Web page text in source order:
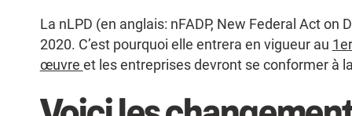
La nLPD (en anglais: nFADP, New Federal Act
2020. C’est pourquoi elle entrera en vigueur au
œuvre et les entreprises devront se conformer à